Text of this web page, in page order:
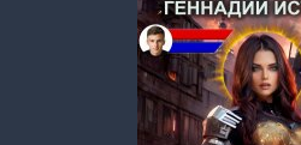
АУРИ
(АНТОН
ЕМЕЛЬЯНОВ
СЕРГЕЙ
САВИНОВ)